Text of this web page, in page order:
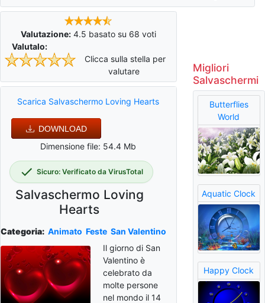
Valutazione: 4.5 basato su 68 voti
Valutalo:
Clicca sulla stella per
valutare
Scarica Salvaschermo Loving Hearts
DOWNLOAD
Dimensione file: 54.4 Mb
Sicuro: Verificato da VirusTotal
Salvaschermo Loving
Hearts
Categoria: Animato Feste San Valentino
Il giorno di San
Valentino è
celebrato da
molte persone
nel mondo il 14
Migliori
Salvaschermi
Butterflies
World
Aquatic Clock
Happy Clock